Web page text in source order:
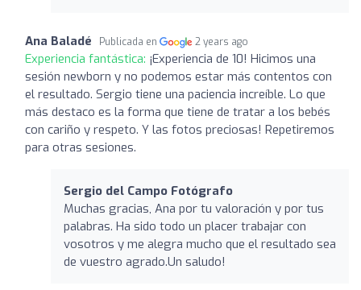
Ana Baladé Publicada en 2 years ago
Experiencia fantástica: ¡Experiencia de 10! Hicimos una
sesión newborn y no podemos estar más contentos con
el resultado. Sergio tiene una paciencia increíble. Lo que
más destaco es la forma que tiene de tratar a los bebés
con cariño y respeto. Y las fotos preciosas! Repetiremos
para otras sesiones.
Sergio del Campo Fotógrafo
Muchas gracias, Ana por tu valoración y por tus
palabras. Ha sido todo un placer trabajar con
vosotros y me alegra mucho que el resultado sea
de vuestro agrado.Un saludo!